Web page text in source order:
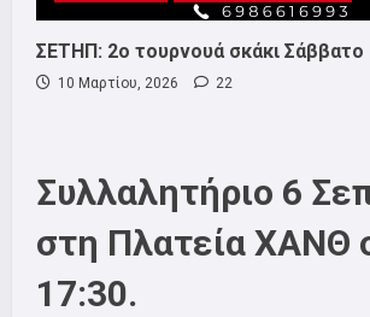
ΣΕΤΗΠ: 2ο τουρνουά σκάκι Σάββατο
10 Μαρτίου, 2026 22
Συλλαλητήριο 6
στη Πλατεία ΧΑΝΘ
17:30.